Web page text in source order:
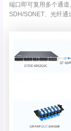
端口即可复用多个通道
SDH/SONET、光纤通